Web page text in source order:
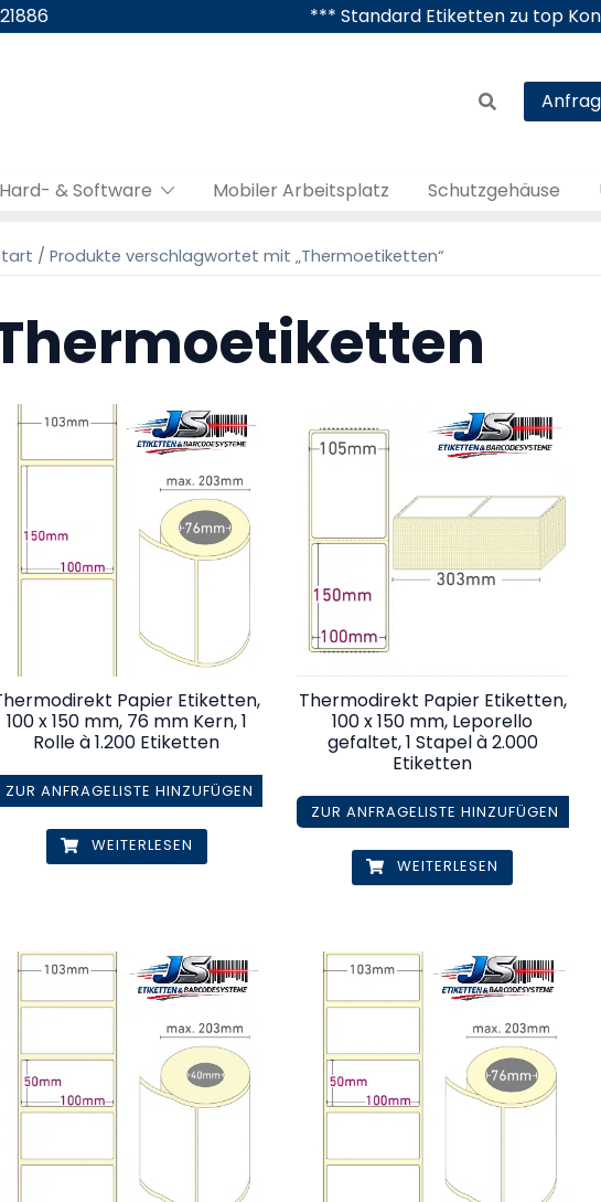
*** Standard Etiketten zu top
Hard- & Software Mobiler Arbeitsplatz Schutzgehäuse
/ Produkte verschlagwortet mit „Thermoetiketten“
Papier Etiketten,
100 x 150 mm, 76 mm Kern, 1
Rolle à 1.200 Etiketten
ZUR ANFRAGELISTE HINZUFÜGEN
WEITERLESEN
Thermodirekt Papier Etiketten,
100 x 150 mm, Leporello
gefaltet, 1 Stapel à 2.000
Etiketten
ZUR ANFRAGELISTE HINZUFÜGEN
WEITERLESEN